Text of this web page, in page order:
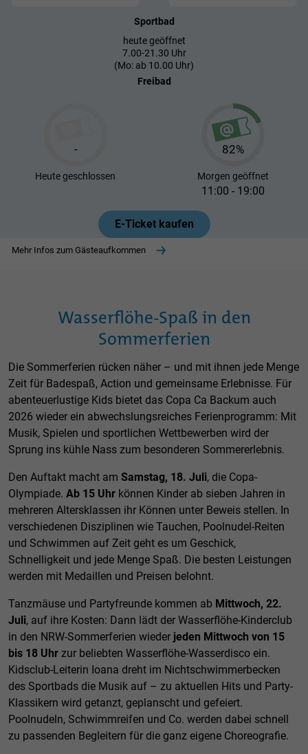
Sportbad
heute geöffnet
7.00-21.30 Uhr
(Mo: ab 10.00 Uhr)
Freibad
-
Heutegeschlossen
82%
Morgen geöffnet
11:00 - 19:00
E-Ticket kaufen
Mehr Infos zum Gästeaufkommen
Wasserflöhe-Spaß in den
Sommerferien
Die Sommerferien rücken näher – und mit ihnen jede Menge
Zeit für Badespaß, Action und gemeinsame Erlebnisse. Für
abenteuerlustige Kids bietet das Copa Ca Backum auch
2026 wieder ein abwechslungsreiches Ferienprogramm: Mit
Musik, Spielen und sportlichen Wettbewerben wird der
Sprung ins kühle Nass zum besonderen Sommererlebnis.
Den Auftakt macht am Samstag, 18. Juli, die Copa-
Olympiade. Ab 15 Uhr können Kinder ab sieben Jahren in
mehreren Altersklassen ihr Können unter Beweis stellen. In
verschiedenen Disziplinen wie Tauchen, Poolnudel-Reiten
und Schwimmen auf Zeit geht es um Geschick,
Schnelligkeit und jede Menge Spaß. Die besten Leistungen
werden mit Medaillen und Preisen belohnt.
Tanzmäuse und Partyfreunde kommen ab Mittwoch, 22.
Juli, auf ihre Kosten: Dann lädt der Wasserflöhe-Kinderclub
in den NRW-Sommerferien wieder jeden Mittwoch von 15
bis 18 Uhr zur beliebten Wasserflöhe-Wasserdisco ein.
Kidsclub-Leiterin Ioana dreht im Nichtschwimmerbecken
des Sportbads die Musik auf – zu aktuellen Hits und Party-
Klassikern wird getanzt, geplanscht und gefeiert.
Poolnudeln, Schwimmreifen und Co. werden dabei schnell
zu passenden Begleitern für die ganz eigene Choreografie.